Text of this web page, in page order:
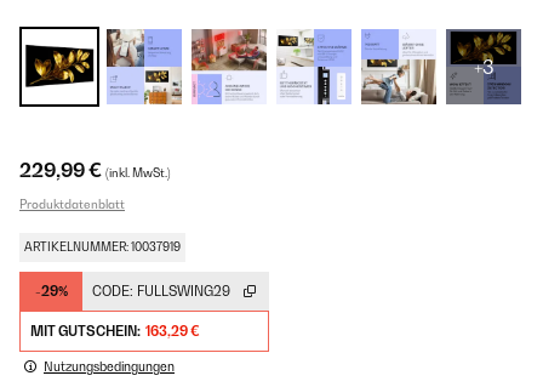
+3
229,99 € (inkl. MwSt.)
Produktdatenblatt
ARTIKELNUMMER: 10037919
-29% CODE: FULLSWING29
MIT GUTSCHEIN: 163,29 €
Nutzungsbedingungen